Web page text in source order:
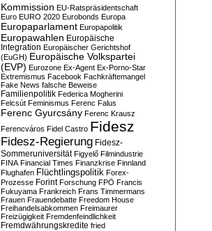
Kommission EU-Ratspräsidentschaft
Euro EURO 2020 Eurobonds Europa
Europaparlament Europapolitik
Europawahlen Europäische
Integration Europäischer Gerichtshof
(EuGH) Europäische Volkspartei
(EVP) Eurozone Ex-Agent Ex-Porno-Star
Extremismus Facebook Fachkräftemangel
Fake News falsche Beweise
Familienpolitik Federica Mogherini
Felcsút Feminismus Ferenc Falus
Ferenc Gyurcsány Ferenc Krausz
Ferencváros Fidel Castro Fidesz
Fidesz-Regierung Fidesz-
Sommeruniversität Figyelő Filmindustrie
FINA Financial Times Finanzkrise Finnland
Flughafen Flüchtlingspolitik Forex-
Prozesse Forint Forschung FPÖ Francis
Fukuyama Frankreich Frans Timmermans
Frauen Frauendebatte Freedom House
Freihandelsabkommen Freimaurer
Freizügigkeit Fremdenfeindlichkeit
Fremdwährungskredite fried